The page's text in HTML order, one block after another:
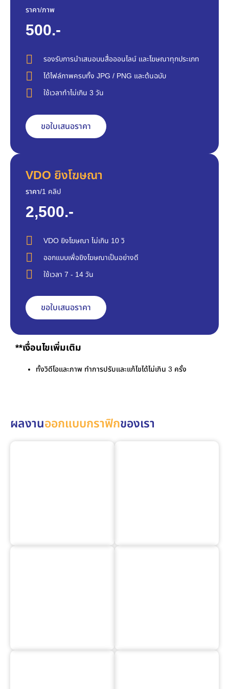
ราคา/ภาพ
500.-
รองรับการนำเสนอบนสื่อออนไลน์ และโฆษณาทุกประเภท
ได้ไฟล์ภาพครบทั้ง JPG / PNG และต้นฉบับ
ใช้เวลาทำไม่เกิน 3 วัน
ขอใบเสนอราคา
VDO ยิงโฆษณา
ราคา/1 คลิป
2,500.-
VDO ยิงโฆษณา ไม่เกิน 10 วิ
ออกแบบเพื่อยิงโฆษณาเป็นอย่างดี
ใช้เวลา 7 - 14 วัน
ขอใบเสนอราคา
**เงื่อนไขเพิ่มเติม
ทั้งวิดีโอและภาพ ทำการปรับและแก้ไขได้ไม่เกิน 3 ครั้ง
ผลงานออกแบบกราฟิกของเรา